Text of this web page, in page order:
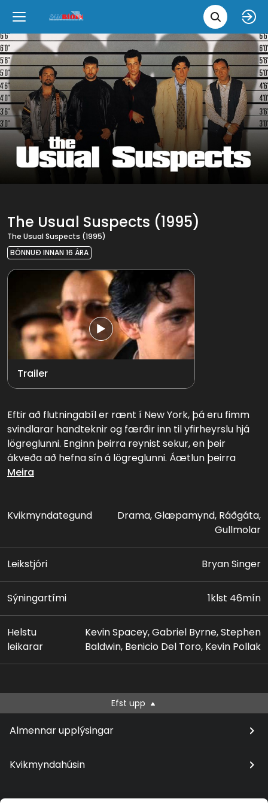
Leita
Back
Væntanlegt
Close
Nýjar myndir
Klassískar myndir
Skvísubíó
Ópera
Back
Tungumál
Close
íslenska
English
The Usual Suspects (1995)
The Usual Suspects (1995)
BÖNNUÐ INNAN 16 ÁRA
Trailer
Eftir að flutningabíl er rænt í New York, þá eru fimm
svindlarar handteknir og færðir inn til yfirheyrslu hjá
lögreglunni. Enginn þeirra reynist sekur, en þeir
ákveða að hefna sín á lögreglunni. Áætlun þeirra
gengur vel, þangað til til sögunnar kemur maður að
einn mannanna hefur gert eitthvað á hlut Söze, og nú
er komið að skuldadögum. Það uppgjör verður til þess
að 27 menn deyja í sprengingu á bát, en nú vaknar
aðal spurningin: hver er í raun og veru þessi Keyser
Söze?
Meira
Kvikmyndategund
Drama, Glæpamynd, Ráðgáta,
Gullmolar
Leikstjóri Bryan Singer
Sýningartími 1klst 46mín
Helstu
leikarar
Kevin Spacey, Gabriel Byrne, Stephen
Baldwin, Benicio Del Toro, Kevin Pollak
Efst upp
Almennar upplýsingar
Kvikmyndahúsin